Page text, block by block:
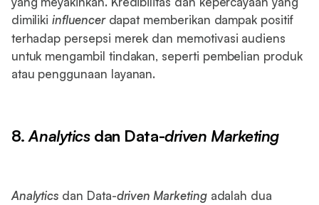
dimilikiinfluencerdapat memberikan dampak positif
terhadap persepsi merek dan memotivasi audiens
untuk mengambil tindakan, seperti pembelian produk
atau penggunaan layanan.
8.Analyticsdan Data-driven Marketing
Analytics dan Data-driven Marketingadalah dua